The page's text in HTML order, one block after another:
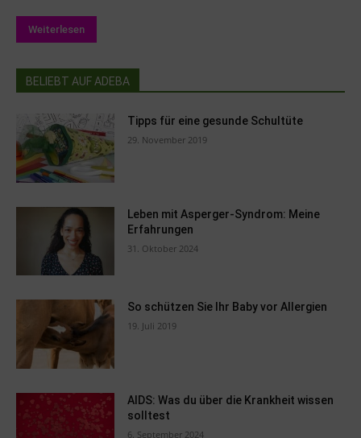
Weiterlesen
BELIEBT AUF ADEBA
Tipps für eine gesunde Schultüte
29. November 2019
Leben mit Asperger-Syndrom: Meine
Erfahrungen
31. Oktober 2024
So schützen Sie Ihr Baby vor Allergien
19. Juli 2019
AIDS: Was du über die Krankheit wissen
solltest
6. September 2024